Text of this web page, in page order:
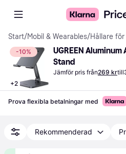
Start/Mobil & Wearables/Hållare
-10%
+2
UGREEN
Stand
Jämför pris från269 krtill
Prova flexibla betalningar med
Rekommenderad